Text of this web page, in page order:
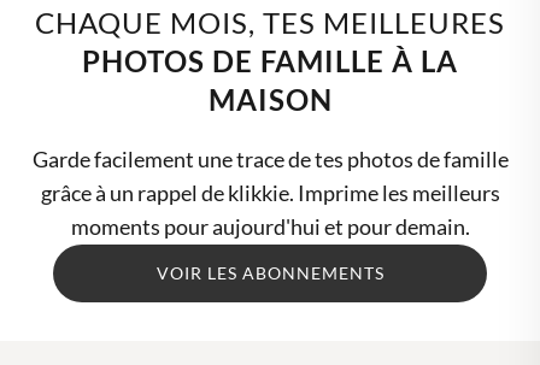
CHAQUE MOIS, TES MEILLEURES
PHOTOS DE FAMILLE À LA
MAISON
Garde facilement une trace de tes photos de famille
grâce à un rappel de klikkie. Imprime les meilleurs
moments pour aujourd'hui et pour demain.
VOIR LES ABONNEMENTS